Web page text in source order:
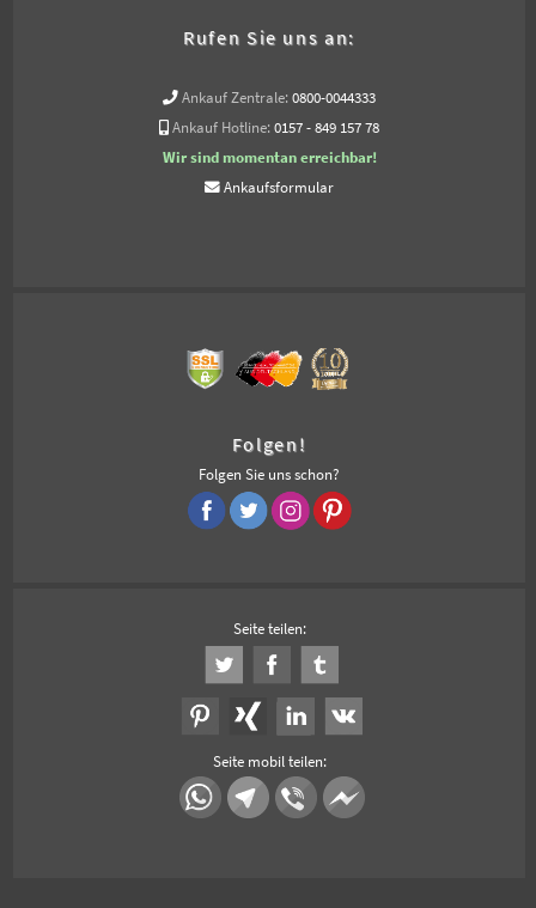
Rufen Sie uns an:
Ankauf Zentrale: 0800-0044333
Ankauf Hotline: 0157 - 849 157 78
Wir sind momentan erreichbar!
Ankaufsformular
Folgen!
Folgen Sie uns schon?
Seite teilen:
Seite mobil teilen: